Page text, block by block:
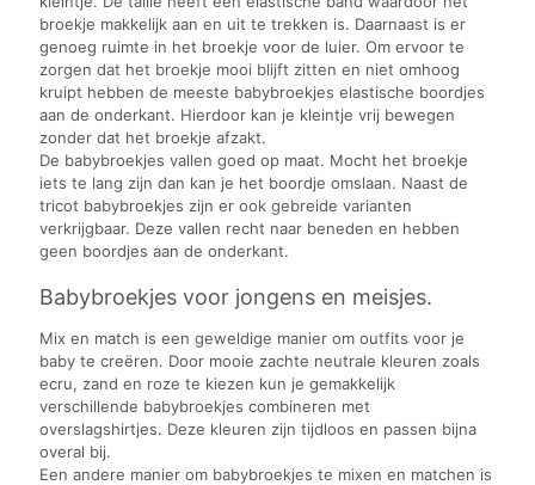
broekje makkelijk aan en uit te trekken is. Daarnaast is er
genoeg ruimte in het broekje voor de luier. Om ervoor te
zorgen dat het broekje mooi blijft zitten en niet omhoog
kruipt hebben de meeste babybroekjes elastische boordjes
aan de onderkant. Hierdoor kan je kleintje vrij bewegen
zonder dat het broekje afzakt.
De babybroekjes vallen goed op maat. Mocht het broekje
iets te lang zijn dan kan je het boordje omslaan. Naast de
tricot babybroekjes zijn er ook gebreide varianten
verkrijgbaar. Deze vallen recht naar beneden en hebben
geen boordjes aan de onderkant.
Babybroekjes voor jongens en meisjes.
Mix en match is een geweldige manier om outfits voor je
baby te creëren. Door mooie zachte neutrale kleuren zoals
ecru, zand en roze te kiezen kun je gemakkelijk
verschillende babybroekjes combineren met
overslagshirtjes. Deze kleuren zijn tijdloos en passen bijna
overal bij.
Een andere manier om babybroekjes te mixen en matchen is